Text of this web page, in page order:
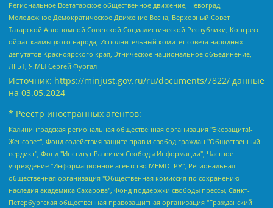
Региональное Всетатарское общественное движение, Невоград,
Молодежное Демократическое Движение Весна, Верховный Совет
Татарской Автономной Советской Социалистической Республики, Конгресс
ойрат-калмыцкого народа, Исполнительный комитет совета народных
депутатов Красноярского края, Этническое национальное объединение,
ЛГБТ, Я.МЫ Сергей Фургал
Источник: https://minjust.gov.ru/ru/documents/7822/ данные
на 03.05.2024
* Реестр иностранных агентов:
Калининградская региональная общественная организация "Экозащита!-Женсовет", Фонд содействия защите прав и свобод граждан "Общественный вердикт", Фонд "Институт Развития Свободы Информации", Частное учреждение "Информационное агентство МЕМО. РУ", Региональная общественная организация "Общественная комиссия по сохранению наследия академика Сахарова", Фонд поддержки свободы прессы, Санкт-Петербургская общественная правозащитная организация "Гражданский контроль", Межрегиональная общественная организация "Информационно-просветительский центр "Мемориал", Региональный Фонд "Центр Защиты Прав Средств Массовой Информации", с 05.12.2023 Фонд "Центр Защиты Прав Средств массовой информации", Региональная общественная благотворительная организация помощи беженцам и мигрантам "Гражданское содействие", Негосударственное образовательное учреждение дополнительного профессионального образования (повышение квалификации) специалистов "АКАДЕМИЯ ПО ПРАВАМ ЧЕЛОВЕКА", Свердловская региональная общественная организация "Сутяжник", Автономная некоммерческая организация "Центр независимых социологических исследований", Союз общественных объединений "Российский исследовательский центр по правам человека", Региональное общественное учреждение научно-информационный центр "МЕМОРИАЛ", Некоммерческая организация "Фонд защиты гласности", Автономная некоммерческая организация "Институт прав человека", Городская общественная организация "Екатеринбургское общество "МЕМОРИАЛ", Городская общественная организация "Рязанское историко-просветительское и правозащитное общество "Мемориал" (Рязанский Мемориал), Челябинский региональный орган общественной самодеятельности – женское общественное объединение "Женщины Евразии", Челябинский региональный орган общественной самодеятельности "Уральская правозащитная группа", Фонд содействия защите здоровья и социальной справедливости имени Андрея Рылькова, Автономная Некоммерческая Организация "Аналитический Центр Юрия Левады", Автономная некоммерческая организация социальной поддержки населения "Проект Апрель", Региональная общественная организация помощи женщинам и детям, находящимся в кризисной ситуации "Информационно-методический центр "Анна", Фонд содействия развитию массовых коммуникаций и правовому просвещению "Так-так-Так", Фонд содействия устойчивому развитию "Серебряная тайга", Свердловский региональный общественный фонд социальных проектов "Новое время", "Idel.Реалии", Кавказ.Реалии, Крым.Реалии, Телеканал Настоящее Время, Татаро-башкирская служба Радио Свобода (Azatliq Radiosi), Радио Свободная Европа/Радио Свобода (PCE/PC), "Сибирь.Реалии", "Фактограф", Благотворительный фонд помощи осужденным и их семьям, Автономная некоммерческая организация "Институт глобализации и социальных движений", Фонд "В защиту прав заключенных", Частное учреждение "Центр поддержки и содействия развитию средств массовой информации", Пензенский региональный общественный благотворительный фонд "Гражданский союз", "Север.Реалии", Некоммерческая организация Фонд "Правовая инициатива", Общество с ограниченной ответственностью "Радио Свободная Европа/Радио Свобода", Чешское информационное агентство "MEDIUM-ORIENT", Красноярская региональная общественная организация "Мы против СПИДа", Камалягин Денис Николаевич, Маркелов Сергей Евгеньевич, Пономарев Лев Александрович, Савицкая Людмила Алексеевна, Автономная некоммерческая организация "Центр по работе с проблемой насилия "НАСИЛИЮ.НЕТ", Межрегиональный профессиональный союз работников здравоохранения "Альянс врачей", Юридическое лицо, зарегистрированное в Латвийской Республике, SIA "Medusa Project" (регистрационный номер 40103797863, дата регистрации 10.06.2014), Некоммерческая организация "Фонд по борьбе с коррупцией", Автономная некоммерческая организация "Институт права и публичной политики", Баданин Роман Сергеевич, Гликин Максим Александрович, Железнова Мария Михайловна, Лукьянова Юлия Сергеевна, Маетная Елизавета Витальевна, Маняхин Петр Борисович, Чуракова Ольга Владимировна, Ярош Юлия Петровна, Юридическое лицо "The Insider SIA", зарегистрированное в Риге, Латвийская Республика (дата регистрации 26.06.2015), являющееся администратором доменного имени интернет-издания "The Insider SIA", https://theins.ru, Постернак Алексей Евгеньевич, Рубин Михаил Аркадьевич, Анин Роман Александрович, Юридическое лицо Istories fonds, зарегистрированное в Латвийской Республике (регистрационный номер 50008295751, дата регистрации 24.02.2020), Великовский Дмитрий Александрович, Долинина Ирина Николаевна, Мароховская Алеся Алексеевна, Шлейнов Роман Юрьевич, Шмагун Олеся Валентиновна, Общество с ограниченной ответственностью "Альтаир 2021", Общество с ограниченной ответственностью "Вега 2021", Общество с ограниченной ответственностью "Главный редактор 2021", Общество с ограниченной ответственностью "Ромашки монолит", Важенков Артем Валерьевич, Ивановская областная общественная организация "Центр гендерных исследований", Гурман Юрий Альбертович, Медиапроект "ОВД-Инфо", Егоров Владимир Владимирович, Жилинский Владимир Александрович, Общество с ограниченной ответственностью "ЗП", Иванова София Юрьевна, Карезина Инна Павловна, Кильтау Екатерина Викторовна, Петров Алексей Викторович, Пискунов Сергей Евгеньевич, Смирнов Сергей Сергеевич, Тихонов Михаил Сергеевич, Общество с ограниченной ответственностью "ЖУРНАЛИСТ-ИНОСТРАННЫЙ АГЕНТ", Арапова Галина Юрьевна, Вольтская Татьяна Анатольевна, Американская компания "Mason G.E.S. Anonymous Foundation" (США), являющаяся владельцем интернет-издания https://mnews.world/, Компания "Stichting Bellingcat", зарегистрированная в Нидерландах (дата регистрации 11.07.2018), Захаров Андрей Вячеславович, Клепиковская Екатерина Дмитриевна, Общество с ограниченной ответственностью "МЕМО", Перл Роман Александрович, Симонов Евгений Алексеевич, Соловьева Елена Анатольевна, Сотников Даниил Владимирович, Сурначева Елизавета Дмитриевна, Автономная некоммерческая организация по защите прав человека и информированию населения "Якутия – Наше Мнение", Общество с ограниченной ответственностью "Москоу диджитал медиа", с 26.01.2023 Общество с ограниченной ответственностью "Чайка Белые сады", Ветошкина Валерия Валерьевна, Заговора Максим Александрович, Межрегиональное общественное движение "Российская ЛГБТ - сеть", Оленичев Максим Владимирович, Павлов Иван Юрьевич, Скворцова Елена Сергеевна, Общество с ограниченной ответственностью "Как бы инагент", Кочетков Игорь Викторович, Общество с ограниченной ответственностью "Честные выборы", Еланчик Олег Александрович, Общество с ограниченной ответственностью "Нобелевский призыв", Гималова Регина Эмилевна, Григорьев Андрей Валерьевич, Григорьева Алина Александровна, Ассоциация по содействию защите прав призывников, альтернативнослужащих и военнослужащих "Правозащитная группа "Гражданин.Армия.Право", Хисамова Регина Фаритовна, Автономная некоммерческая организация по реализации социально-правовых программ "Лилит", Дальневосточное общественное движение "Маяк", Санкт-Петербургская ЛГБТ-инициативная группа "Выход", Инициативная группа ЛГБТ+ "Реверс", Алексеев Андрей Викторович, Бекбулатова Таисия Львовна, Беляев Иван Михайлович, Владыкина Елена Сергеевна, Гельман Марат Александрович, Никульшина Вероника Юрьевна, Толоконникова Надежда Андреевна, Шендерович Виктор Анатольевич, Общество с ограниченной ответственностью "Данное сообщение", Общество с ограниченной ответственностью Издательский дом "Новая глава", Айнбиндер Александра Александровна, Московский комьюнити-центр для ЛГБТ+инициатив, Благотворительный фонд развития филантропии, Deutsche Welle (Германия, Kurt-Schumacher-Strasse 3, 53113 Bonn), Борзунова Мария Михайловна, Воробьев Виктор Викторович, Голубева Анна Львовна, Константинова Алла Михайловна, Малкова Ирина Владимировна, Мурадов Мурад Абдулгалимович, Осетинская Елизавета Николаевна, Понасенков Евгений Николаевич, Ганапольский Матвей Юрьевич, Киселев Евгений Алексеевич, Борухович Ирина Григорьевна, Дремин Иван Тимофеевич, Дубровский Дмитрий Викторович, Красноярская региональная общественная организация поддержки и развития альтернативных образовательных технологий и межкультурных коммуникаций "ИНТЕРРА", Маяковская Екатерина Алексеевна, Фейгин Марк Захарович, Филимонов Андрей Викторович, Дзугкоева Регина Николаевна, Доброхотов Роман Александрович, Дудь Юрий Александрович, Елкин Сергей Владимирович, Кругликов Кирилл Игоревич, Сабунаева Мария Леонидовна, Семенов Алексей Владимирович, Шаинян Карен Багратович, Шульман Екатерина Михайловна, Асафьев Артур Валерьевич, Вахштайн Виктор Семенович, Венедиктов Алексей Алексеевич, Лушникова Екатерина Евгеньевна, Волков Леонид Михайлович, Невзоров Александр Глебович, Пархоменко Сергей Борисович, Сироткин Ярослав Николаевич, Кара-Мурза Владимир Владимирович, Баранова Наталья Владимировна, Гозман Леонид Яковлевич, Кагарлицкий Борис Юльевич, Климарев Михаил Валерьевич, Милов Владимир Станиславович, Автономная некоммерческая организация Краснодарский центр современного искусства "Типография", Моргенштерн Алишер Тагирович, Соболь Любовь Эдуардовна, Общество с ограниченной ответственностью "ЛИЗА НОРМ", Каспаров Гарри Кимович, Ходорковский Михаил Борисович, Общество с ограниченной ответственностью "Апрельские тезисы", Данилович Ирина Брониславовна, Кашин Олег Владимирович, Петров Николай Владимирович, Пивоваров Алексей Владимирович, Соколов Михаил Владимирович, Цветкова Юлия Владимировна, Чичваркин Евгений Александрович, Комитет против пыток/Команда против пыток, Общество с ограниченной ответственностью "Первый научный", Общество с ограниченной ответственностью "Вертолет и ко", Белоцерковская Вероника Борисовна, Кац Максим Евгеньевич, Лазарева Татьяна Юрьевна, Шаведдинов Руслан Табризович, Яшин Илья Валерьевич, Общество с ограниченной ответственностью "Иноагент ААВ", Алешковский Дмитрий Петрович, Альбац Евгения Марковна, Быков Дмитрий Львович, Галямина Юлия Евгеньевна, Лойко Сергей Леонидович, Мартынов Кирилл Константинович, Медведев Сергей Александрович, Крашенинников Федор Геннадиевич, Гордеева Катерина Вл